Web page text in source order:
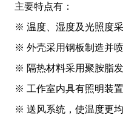
主要特点有：
※ 温度、湿度及光照度采
※ 外壳采用钢板制造并喷
※ 隔热材料采用聚胺脂发
※ 工作室内具有照明装置
※ 送风系统，使温度更均